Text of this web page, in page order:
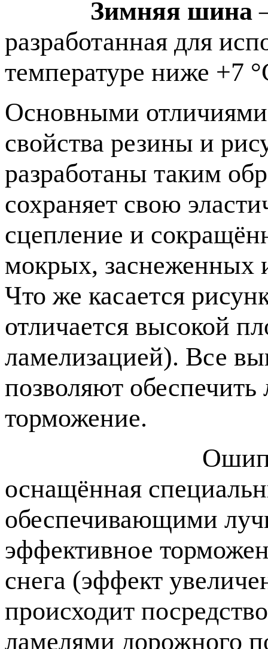
Зимняя шина
разработанная для
температуре ниже +7
Основными
свойства резины и
разработаны таким
сохраняет свою
сцепление и
мокрых, заснеженных
Что же касается
отличается высокой
ламелизацией). Все
позволяют
торможение.
Ошипованная
оснащённая
обеспечивающими
эффективное
снега (эффект
происходит
ламелями дорожного